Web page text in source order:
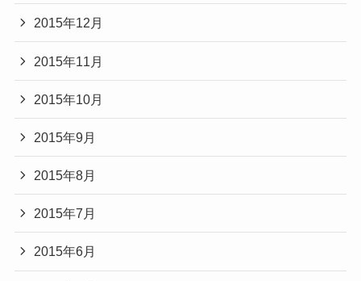
2015年12月
2015年11月
2015年10月
2015年9月
2015年8月
2015年7月
2015年6月